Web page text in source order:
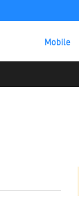
Mobile